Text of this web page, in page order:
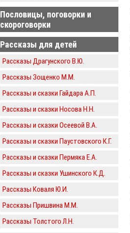
Пословицы, поговорки и
скороговорки
Рассказы для детей
Рассказы Драгунского В.Ю.
Рассказы Зощенко М.М.
Рассказы и сказки Гайдара А.П.
Рассказы и сказки Носова Н.Н.
Рассказы и сказки Осеевой В.А.
Рассказы и сказки Паустовского К.Г.
Рассказы и сказки Пермяка Е.А.
Рассказы и сказки Ушинского К.Д.
Рассказы Коваля Ю.И.
Рассказы Пришвина М.М.
Рассказы Толстого Л.Н.